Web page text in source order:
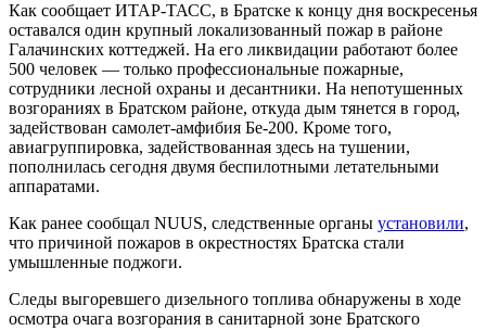
Как сообщает ИТАР-ТАСС, в Братске к концу дня воскресенья
оставался один крупный локализованный пожар в районе
Галачинских коттеджей. На его ликвидации работают более
500 человек — только профессиональные пожарные,
сотрудники лесной охраны и десантники. На непотушенных
возгораниях в Братском районе, откуда дым тянется в город,
задействован самолет-амфибия Бе-200. Кроме того,
авиагруппировка, задействованная здесь на тушении,
пополнилась сегодня двумя беспилотными летательными
аппаратами.
Как ранее сообщал NUUS, следственные органы установили,
что причиной пожаров в окрестностях Братска стали
умышленные поджоги.
Следы выгоревшего дизельного топлива обнаружены в ходе
осмотра очага возгорания в санитарной зоне Братского